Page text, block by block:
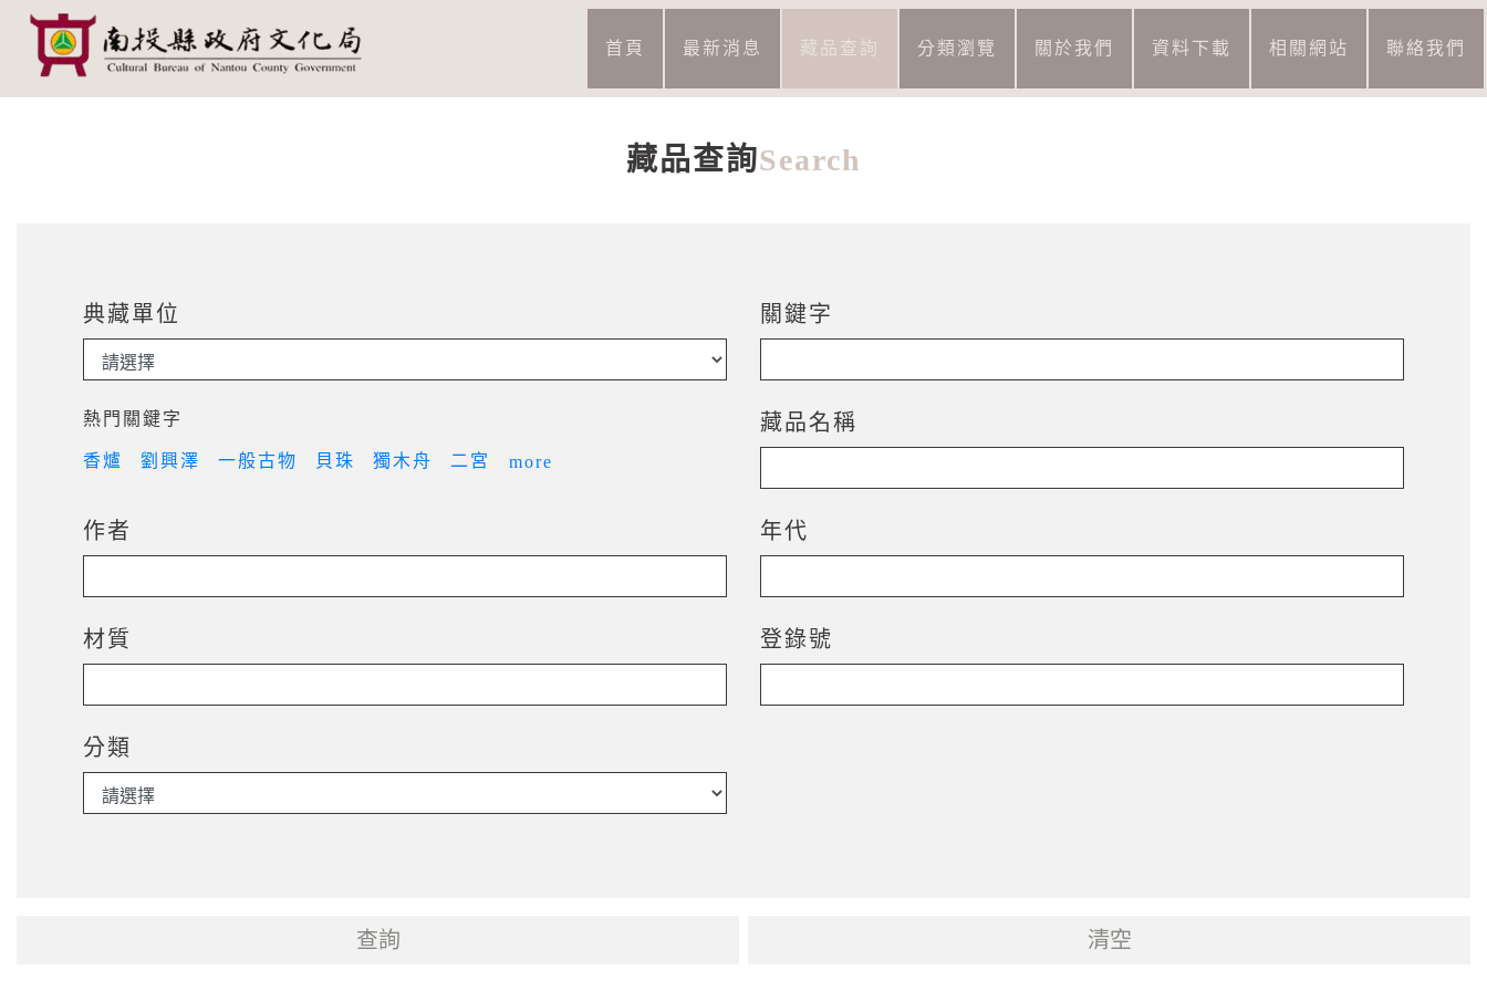
南投縣政府文化局
網頁導覽
首頁
最新消息 藏品查詢 分類瀏覽 關於我們 資料下載 相關網站 聯絡我們
藏品查詢
藏品查詢Search
典藏單位 關鍵字
熱門關鍵字
香爐 劉興澤 一般古物 貝珠 獨木舟 二宮 more
藏品名稱
作者 年代
材質 登錄號
分類